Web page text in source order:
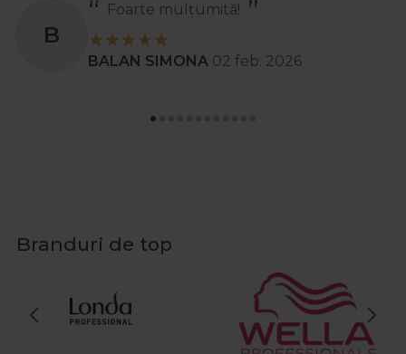
Recomand
Stanciu Aura Andreea
Branduri de top